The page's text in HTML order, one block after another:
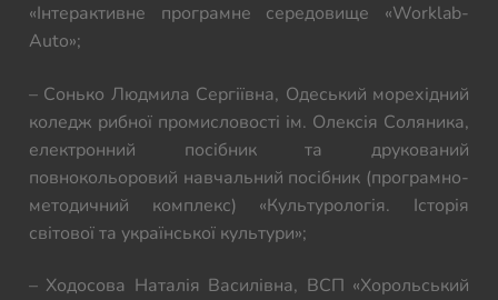
«Інтерактивне програмне середовище «Worklab-
Auto»;
– Сонько Людмила Сергіївна, Одеський морехідний
коледж рибної промисловості ім. Олексія Соляника,
електронний посібник та друкований
повнокольоровий навчальний посібник (програмно-
методичний комплекс) «Культурологія. Історія
світової та української культури»;
– Ходосова Наталія Василівна, ВСП «Хорольський